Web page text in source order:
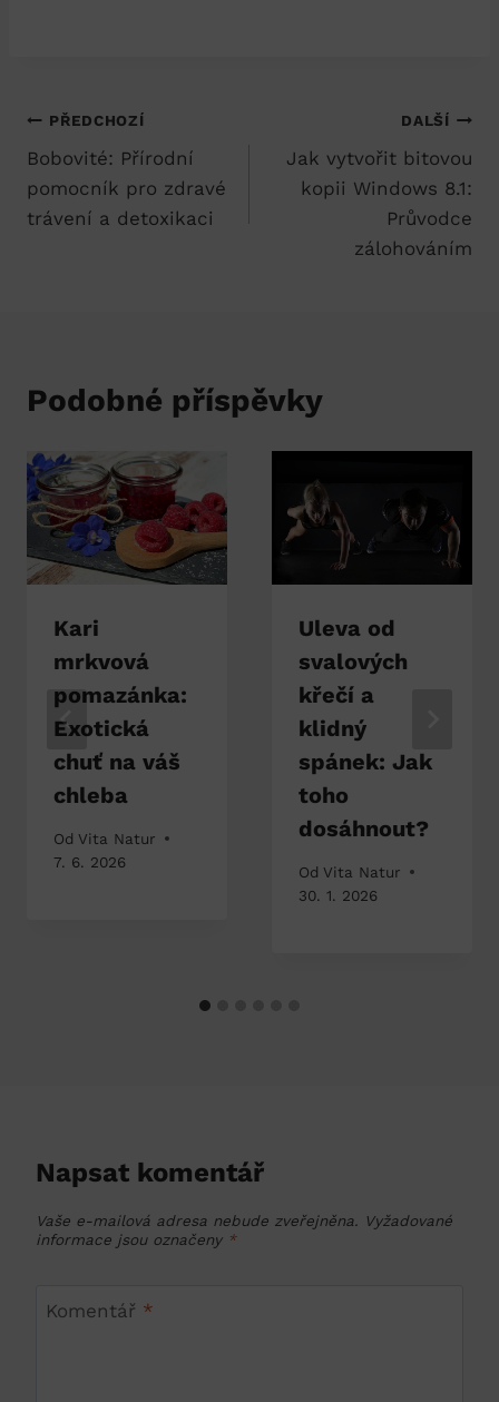
Navigace
pro
příspěvek
PŘEDCHOZÍ
Bobovité: Přírodní
pomocník pro zdravé
trávení a detoxikaci
DALŠÍ
Jak vytvořit bitovou
kopii Windows 8.1:
Průvodce
zálohováním
Podobné příspěvky
Kari
mrkvová
pomazánka:
Exotická
chuť na váš
chleba
Od Vita Natur
7. 6. 2026
Uleva od
svalových
křečí a
klidný
spánek: Jak
toho
dosáhnout?
Od Vita Natur
30. 1. 2026
Napsat komentář
Vaše e-mailová adresa nebude zveřejněna. Vyžadované
informace jsou označeny *
Komentář *